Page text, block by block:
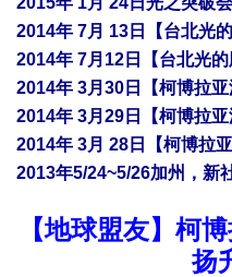
2014年 7月 13 日【台北光
2014年 7月 12 日【台北光的
2014年 3月 30 日【柯博拉
2014年 3月 29 日【柯博拉
2014年 3月 28 日【柯博拉
2013年5/24~5/26加州，新
【地球盟友】柯
扬